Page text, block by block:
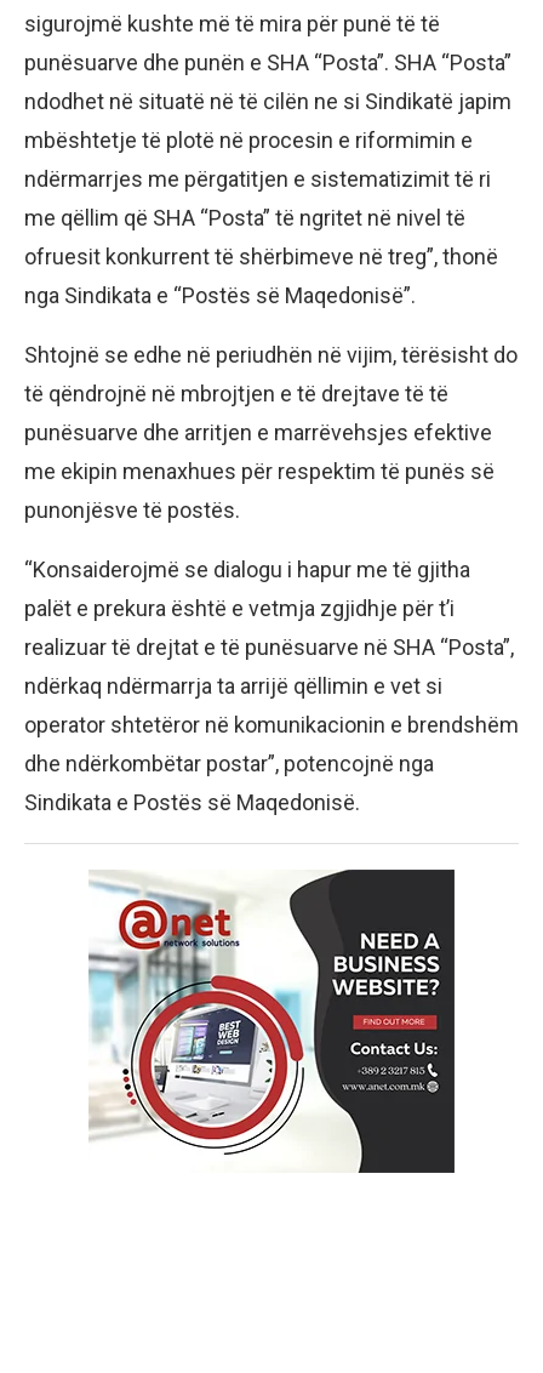
sigurojmë kushte më të mira për punë të të
punësuarve dhe punën e SHA “Posta”. SHA “Posta”
ndodhet në situatë në të cilën ne si Sindikatë japim
mbështetje të plotë në procesin e riformimin e
ndërmarrjes me përgatitjen e sistematizimit të ri
me qëllim që SHA “Posta” të ngritet në nivel të
ofruesit konkurrent të shërbimeve në treg”, thonë
nga Sindikata e “Postës së Maqedonisë”.
Shtojnë se edhe në periudhën në vijim, tërësisht do
të qëndrojnë në mbrojtjen e të drejtave të të
punësuarve dhe arritjen e marrëvehsjes efektive
me ekipin menaxhues për respektim të punës së
punonjësve të postës.
“Konsaiderojmë se dialogu i hapur me të gjitha
palët e prekura është e vetmja zgjidhje për t’i
realizuar të drejtat e të punësuarve në SHA “Posta”,
ndërkaq ndërmarrja ta arrijë qëllimin e vet si
operator shtetëror në komunikacionin e brendshëm
dhe ndërkombëtar postar”, potencojnë nga
Sindikata e Postës së Maqedonisë.